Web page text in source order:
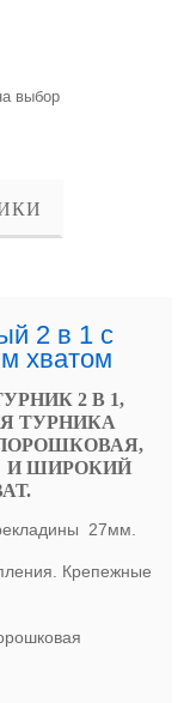
выбор
2 в 1 с
хватом
2 В 1,
ТУРНИКА
И ШИРОКИЙ
27мм.
Крепежные